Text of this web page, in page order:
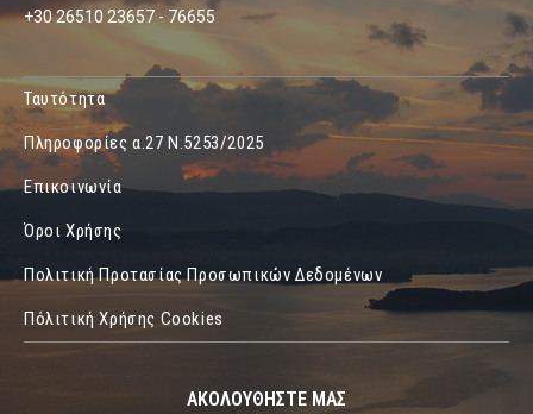
+30 26510 23657 - 76655
Ταυτότητα
Πληροφορίες α.27 Ν.5253/2025
Επικοινωνία
Όροι Χρήσης
Πολιτική Προτασίας Προσωπικών Δεδομένων
Πόλιτική Χρήσης Cookies
ΑΚΟΛΟΥΘΗΣΤΕ ΜΑΣ